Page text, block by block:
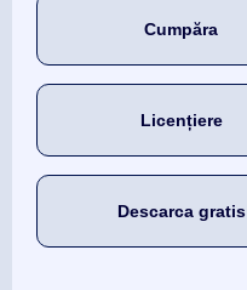
Cumpăra
Licențiere
Descarca gratis